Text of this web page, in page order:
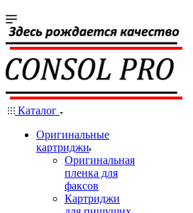
Каталог
Оригинальные
картриджи
Оригинальная
пленка для
факсов
Картриджи